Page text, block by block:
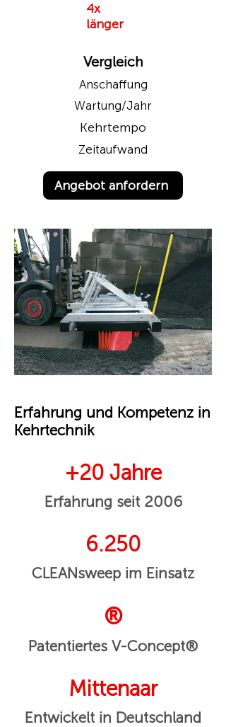
4x
länger
Vergleich
Anschaffung
Wartung/Jahr
Kehrtempo
Zeitaufwand
Angebot anfordern
Erfahrung und Kompetenz in
Kehrtechnik
+20 Jahre
Erfahrung seit 2006
6.250
CLEANsweep im Einsatz
®
Patentiertes V-Concept®
Mittenaar
Entwickelt in Deutschland